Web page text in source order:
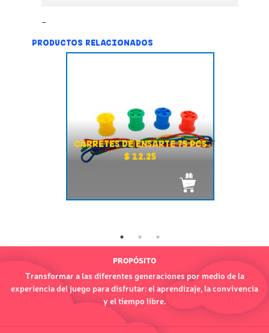
PRODUCTOS RELACIONADOS
CARRETES DE ENSARTE 75 PCS
$ 12.25
PROPÓSITO
Transformar a las diferentes generaciones por medio de la
experiencia del juego para disfrutar: el aprendizaje, la convivencia
y el tiempo libre.